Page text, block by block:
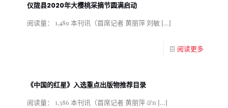
仪陇县2020年大樱桃采摘节圆满启动
阅读量： 1,489 本刊讯（首席记者 黄丽萍 刘敏 […]
阅读更多
《中国的红星》入选重点出版物推荐目录
阅读量： 1,386 本刊讯（首席记者 黄丽萍 &n […]